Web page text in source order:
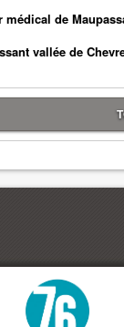
médical de
vallée de